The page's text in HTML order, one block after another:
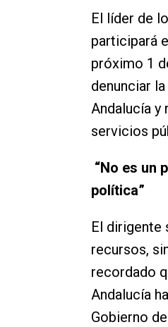
El líder de
participará
próximo 1
denunciar
Andalucía y
servicios
“No es un
política”
El dirigente
recursos,
recordado
Andalucía
Gobierno